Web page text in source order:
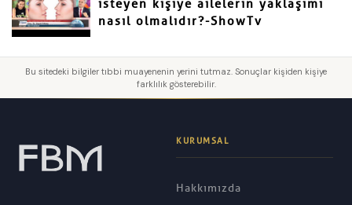
isteyen kişiye ailelerin yaklaşımı
nasıl olmalıdır?-ShowTv
Bu sitedeki bilgiler tıbbi muayenenin yerini tutmaz. Sonuçlar kişiden kişiye
farklılık gösterebilir.
KURUMSAL
Hakkımızda